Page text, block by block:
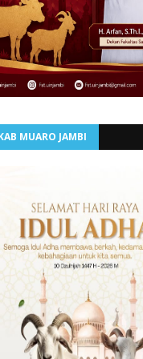
MUARO JAMBI